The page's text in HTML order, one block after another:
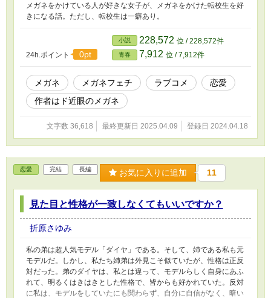
メガネをかけている人が好きな女子が、メガネをかけた転校生を好
きになる話。ただし、転校生は一癖あり。
24h.ポイント 0pt
小説 228,572 位 / 228,572件
青春 7,912 位 / 7,912件
メガネ メガネフェチ ラブコメ
恋愛
作者はド近眼のメガネ
文字数 36,618 最終更新日 2025.04.09 登録日 2024.04.18
恋愛 完結 長編 お気に入りに追加 11
見た目と性格が一致しなくてもいいですか？
折原さゆみ
私の弟は超人気モデル「ダイヤ」である。そして、姉である私も元
モデルだ。しかし、私たち姉弟は外見こそ似ていたが、性格は正反
対だった。弟のダイヤは、私とは違って、モデルらしく自身にあふ
れて、明るくはきはきとした性格で、皆からも好かれていた。反対
に私は、モデルをしていたにも関わらず、自分に自信がなく、暗い